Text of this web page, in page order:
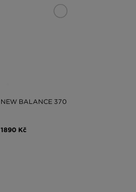
NEW BALANCE 370
1890 Kč